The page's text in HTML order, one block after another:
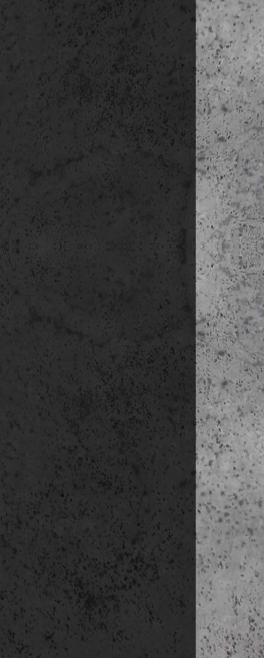
Az adatok
levélben a
megjelölni:
Hírlevél le
http://
Sütik
A sütiket a
olyan
A cookie-k
adatok
weboldal
fel.
A weblap
küld annak
a szolgáltató
Az
Az
Az
Az
A
bármikor
Az
Az
Közösségi
A
keresztül
A
Twitter, stb.
A közösségi
bemutatók,
A
A fentieknek
felhasználó
Az
Az
Az
Az
szerint.
Az
Az
Az
Az
Fontos
személyes
Ezért
felhasználó
Közösségi
Youtube:
videó
Az
e-mail
A